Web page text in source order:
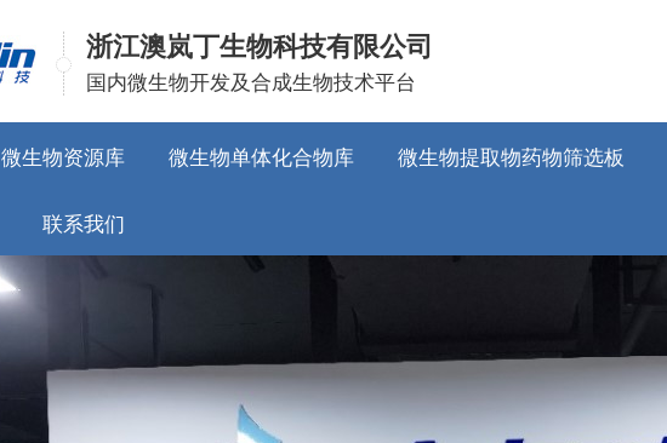
浙江澳岚丁生物科技有限公司
国内微生物开发及合成生物技术平台
微生物资源库 微生物单体化合物库 微生物提取物药物筛选板
联系我们